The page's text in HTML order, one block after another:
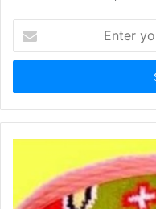
your
Email